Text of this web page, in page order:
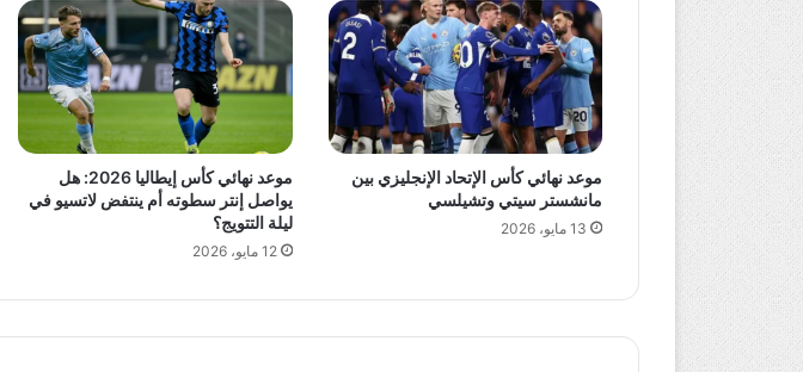
موعد نهائي كأس الإتحاد الإنجليزي بين
مانشستر سيتي وتشيلسي
13 مايو، 2026
موعد نهائي كأس إيطاليا 2026: هل
يواصل إنتر سطوته أم ينتفض لاتسيو في
ليلة التتويج؟
12 مايو، 2026